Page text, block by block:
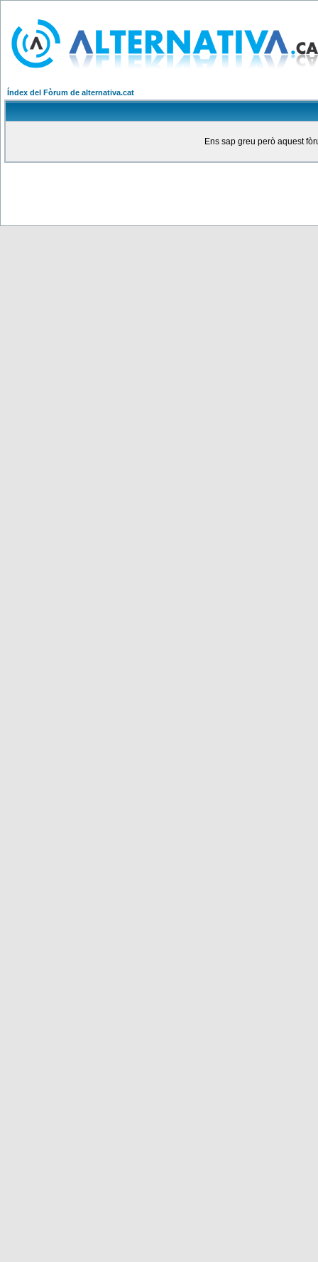
Índex del Fòrum de alternativa.cat
Ens sap greu però aquest